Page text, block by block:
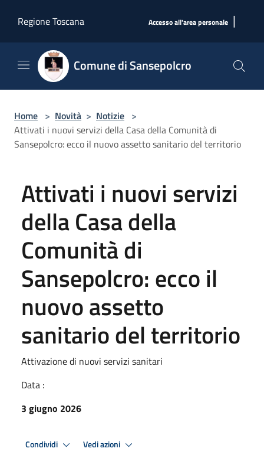
Regione Toscana
Accesso all'area personale |
Comune di Sansepolcro
Home > Novità > Notizie >
Attivati i nuovi servizi della Casa della Comunità di
Sansepolcro: ecco il nuovo assetto sanitario del territorio
Attivati i nuovi servizi
della Casa della
Comunità di
Sansepolcro: ecco il
nuovo assetto
sanitario del territorio
Attivazione di nuovi servizi sanitari
Data :
3 giugno 2026
Condividi Vedi azioni